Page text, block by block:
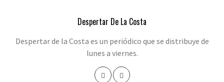
Despertar De La Costa
Despertar de la Costa es un periódico que se distribuye de
lunes a viernes.